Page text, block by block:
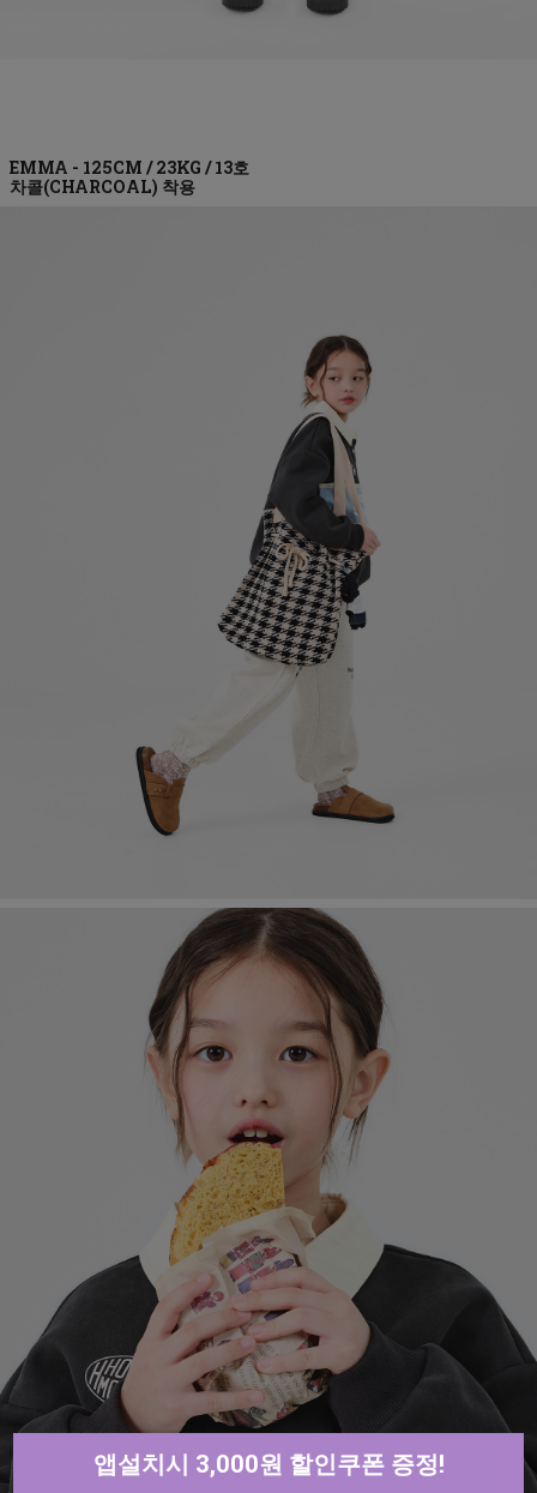
차콜(CHARCOAL)
앱설치시 3,000원 할인쿠폰 증정!